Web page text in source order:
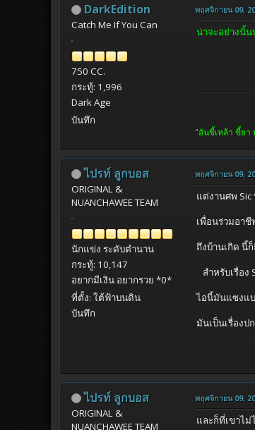
DarkEdition
Catch Me If You Can
750 CC.
กระทู้: 1,996
Dark Age
บันทึก
พฤศจิกายน 09,
น่าจะอย่างนั้
"อันขี้เหล้า ขี้ย
ไปรท์ ลูกบอส
ORIGINAL &
NUANCHAWEE TEAM
นักแข่ง ระดับตำนาน
กระทู้: 10,147
อยากมีเงิน อยากรวย *0*
ที่ตั้ง: ใต้ฟ้าบนดิน
บันทึก
พฤศจิกายน 09,
แต่งานศพ Sic
เพื่อนร่วมอา
ถึงบ้านเกิด นี้
สำหรับเรื่อ
ไอนี้มันแซงแ
มันเป็นเรื่องป
ไปรท์ ลูกบอส
ORIGINAL &
NUANCHAWEE TEAM
พฤศจิกายน 09,
และก็ที่เขาไม่